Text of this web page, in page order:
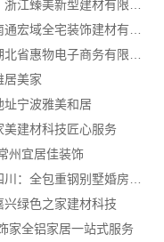
居美家
址宁波雅美和居
美建材科技匠心服务
州宜居佳装饰
绿色之家建材科技
家全铝家居一站式服务